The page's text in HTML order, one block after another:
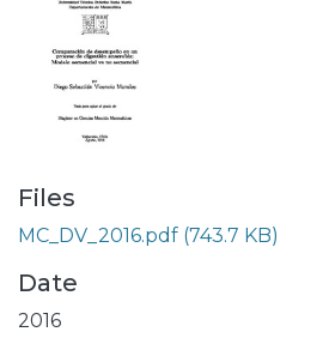
Files
MC_DV_2016.pdf (743.7 KB)
Date
2016